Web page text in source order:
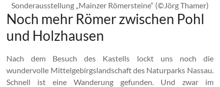
Sonderausstellung „Mainzer Römersteine“ (©Jörg Thamer)
Noch mehr Römer zwischen Pohl
und Holzhausen
Nach dem Besuch des Kastells lockt uns noch die
wundervolle Mittelgebirgslandschaft des Naturparks Nassau.
Schnell ist eine Wanderung gefunden. Und zwar im